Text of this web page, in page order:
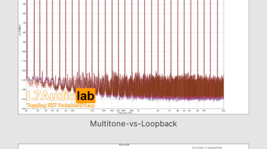
Multitone-vs-Loopback